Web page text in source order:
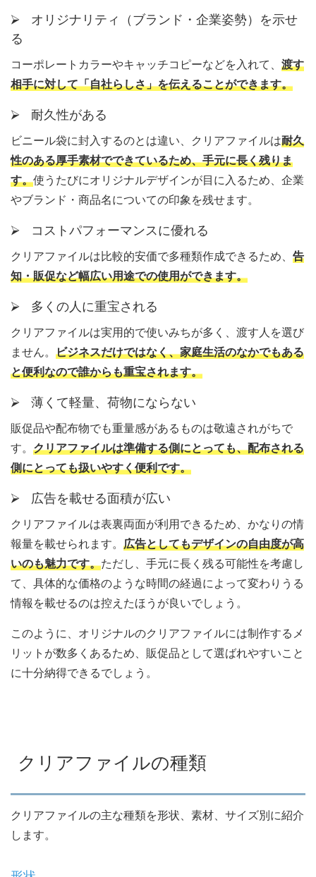
⮚ オリジナリティ（ブランド・企業姿勢）を示せ
る
コーポレートカラーやキャッチコピーなどを入れて、 渡す
相手に対して「自社らしさ」を伝えることができます。
⮚ 耐久性がある
ビニール袋に封入するのとは違い、クリアファイルは耐久
性のある厚手素材でできているため、手元に長く残りま
す。使うたびにオリジナルデザインが目に入るため、企業
やブランド・商品名についての印象を残せます。
⮚ コストパフォーマンスに優れる
クリアファイルは比較的安価で多種類作成できるため、 告
知・販促など幅広い用途での使用ができます。
⮚ 多くの人に重宝される
クリアファイルは実用的で使いみちが多く、渡す人を選び
ません。 ビジネスだけではなく、家庭生活のなかでもある
と便利なので誰からも重宝されます。
⮚ 薄くて軽量、荷物にならない
販促品や配布物でも重量感があるものは敬遠されがちで
す。 クリアファイルは準備する側にとっても、配布される
側にとっても扱いやすく便利です。
⮚ 広告を載せる面積が広い
クリアファイルは表裏両面が利用できるため、かなりの情
報量を載せられます。 広告としてもデザインの自由度が高
いのも魅力です。ただし、手元に長く残る可能性を考慮し
て、具体的な価格のような時間の経過によって変わりうる
情報を載せるのは控えたほうが良いでしょう。
このように、オリジナルのクリアファイルには制作するメ
リットが数多くあるため、販促品として選ばれやすいこと
に十分納得できるでしょう。
クリアファイルの種類
クリアファイルの主な種類を形状、素材、サイズ別に紹介
します。